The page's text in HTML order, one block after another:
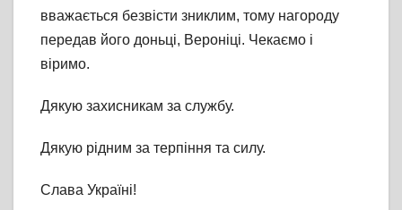
вважається безвісти зниклим, тому нагороду
передав його доньці, Вероніці. Чекаємо і
віримо.
Дякую захисникам за службу.
Дякую рідним за терпіння та силу.
Слава Україні!